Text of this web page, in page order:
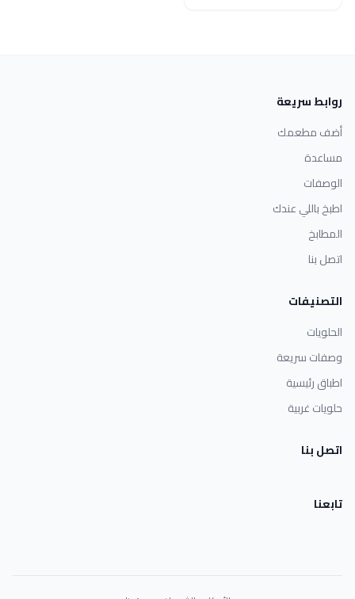
روابط سريعة
أضف مطعمك
مساعدة
الوصفات
اطبخ باللي عندك
المطابخ
اتصل بنا
التصنيفات
الحلويات
وصفات سريعة
اطباق رئيسية
حلويات غربية
اتصل بنا
تابعنا